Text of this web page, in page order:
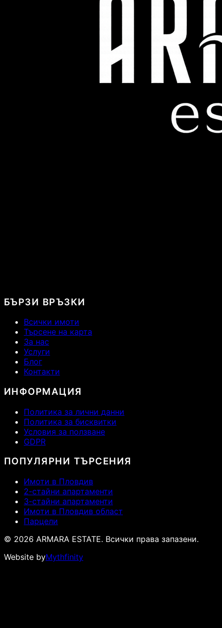
БЪРЗИ ВРЪЗКИ
Всички имоти
Търсене на карта
За нас
Услуги
Блог
Контакти
ИНФОРМАЦИЯ
Политика за лични данни
Политика за бисквитки
Условия за ползване
GDPR
ПОПУЛЯРНИ ТЪРСЕНИЯ
Имоти в Пловдив
2-стайни апартаменти
3-стайни апартаменти
Имоти в Пловдив област
Парцели
© 2026 ARMARA ESTATE. Всички права запазени.
Website byMythfinity